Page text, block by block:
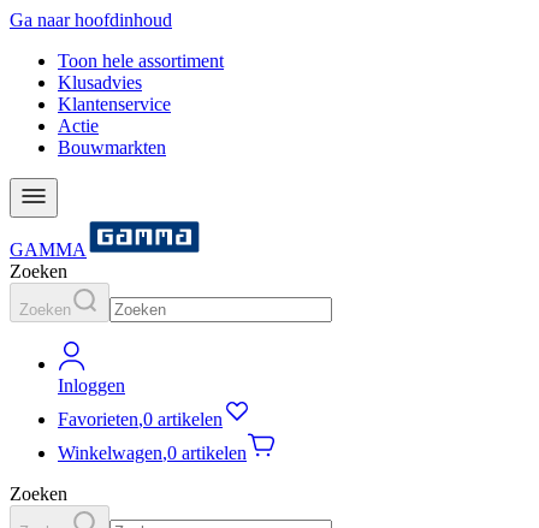
Ga naar hoofdinhoud
Toon hele assortiment
Klusadvies
Klantenservice
Actie
Bouwmarkten
GAMMA
Zoeken
Zoeken
Inloggen
Favorieten,0 artikelen
Winkelwagen,0 artikelen
Zoeken